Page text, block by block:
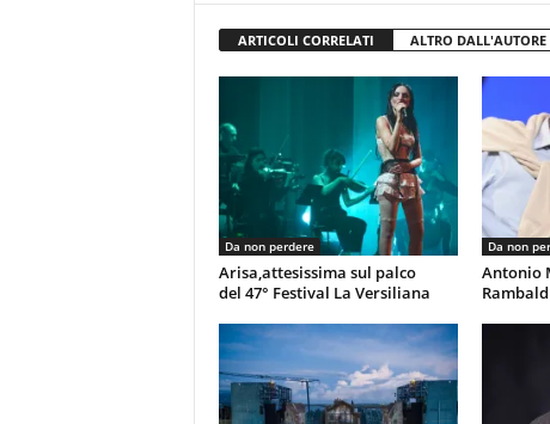
ARTICOLI CORRELATI ALTRO DALL'AUTORE
Da non perdere
Arisa,attesissima sul palco
del 47° Festival La Versiliana
Da non
Antonio